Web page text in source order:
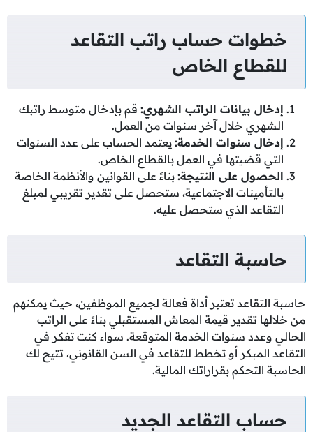
خطوات حساب راتب التقاعد
للقطاع الخاص
إدخال بيانات الراتب الشهري: قم بإدخال متوسط راتبك
الشهري خلال آخر سنوات من العمل.
إدخال سنوات الخدمة: يعتمد الحساب على عدد السنوات
التي قضيتها في العمل بالقطاع الخاص.
الحصول على النتيجة: بناءً على القوانين والأنظمة الخاصة
بالتأمينات الاجتماعية، ستحصل على تقدير تقريبي لمبلغ
التقاعد الذي ستحصل عليه.
حاسبة التقاعد
حاسبة التقاعد تعتبر أداة فعالة لجميع الموظفين، حيث يمكنهم
من خلالها تقدير قيمة المعاش المستقبلي بناءً على الراتب
الحالي وعدد سنوات الخدمة المتوقعة. سواء كنت تفكر في
التقاعد المبكر أو تخطط للتقاعد في السن القانوني، تتيح لك
الحاسبة التحكم بقراراتك المالية.
حساب التقاعد الجديد